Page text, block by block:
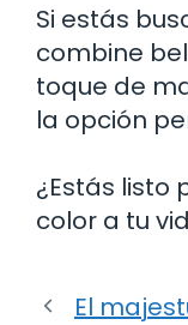
Si estás
combine
toque de
la opción
¿Estás listo
color a tu
El